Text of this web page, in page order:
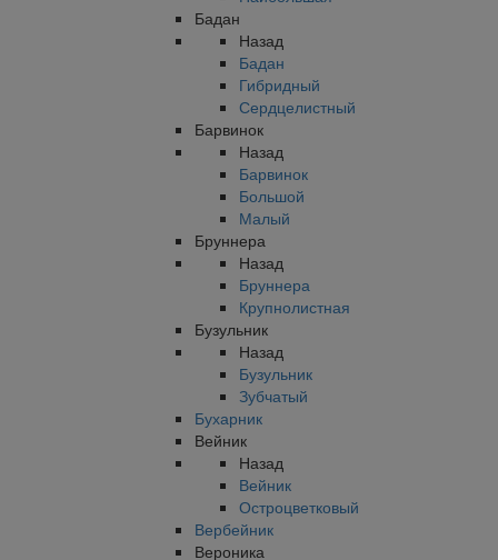
Бадан
Назад
Бадан
Гибридный
Сердцелистный
Барвинок
Назад
Барвинок
Большой
Малый
Бруннера
Назад
Бруннера
Крупнолистная
Бузульник
Назад
Бузульник
Зубчатый
Бухарник
Вейник
Назад
Вейник
Остроцветковый
Вербейник
Вероника